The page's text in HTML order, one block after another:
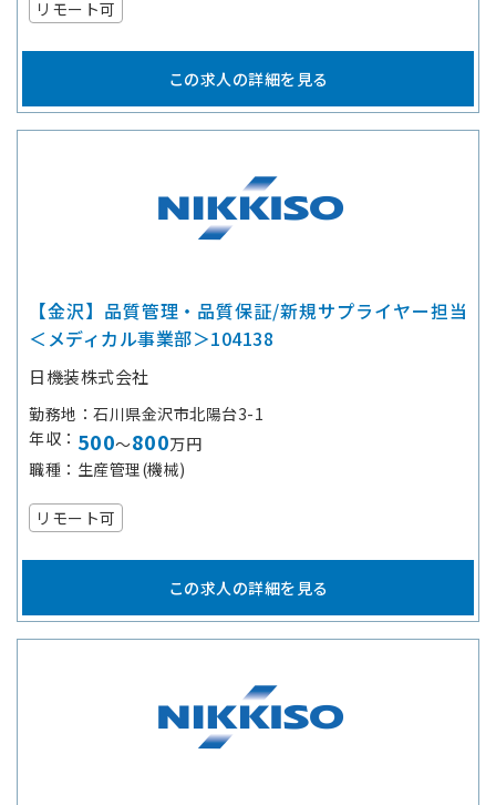
リモート可
この求人の詳細を見る
【金沢】品質管理・品質保証/新規サプライヤー担当
＜メディカル事業部＞104138
日機装株式会社
勤務地
石川県金沢市北陽台3-1
年収
500～800万円
職種
生産管理(機械)
リモート可
この求人の詳細を見る